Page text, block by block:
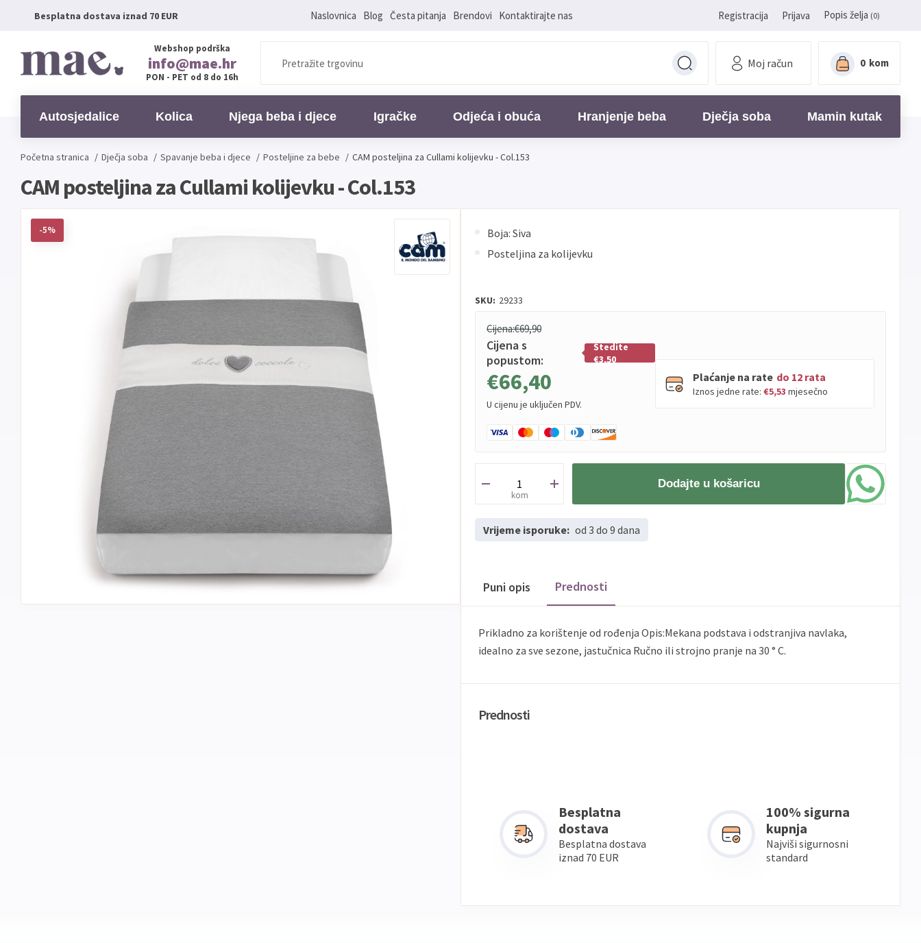
Besplatna dostava iznad 70 EUR Naslovnica Blog Česta pitanja Brendovi Kontaktirajte nas Registracija Prijava Popis želja (0)
Webshop podrška
info@mae.hr
PON - PET od 8 do 16h
Moj račun 0 kom
Autosjedalice Kolica Njega beba i djece Igračke Odjeća i obuća Hranjenje beba Dječja soba Mamin kutak
Početna stranica / Dječja soba / Spavanje beba i djece / Posteljine za bebe / CAM posteljina za Cullami kolijevku - Col.153
CAM posteljina za Cullami kolijevku - Col.153
-5%
Boja: Siva
Posteljina za kolijevku
SKU: 29233
Cijena:€69,90
Cijena s
popustom:
€66,40
Štedite
€3,50
U cijenu je uključen PDV.
Plaćanje na rate do 12 rata
Iznos jedne rate: €5,53 mjesečno
PBZ do12rata
Erste Diners
rata
banke
Sve
Maestro
ECC Discover Jednokratno
kom
Dodajte u košaricu
Vrijeme isporuke: od 3 do 9 dana
Puni opis Prednosti
Prikladno za korištenje od rođenja Opis:Mekana podstava i odstranjiva navlaka,
idealno za sve sezone, jastučnica Ručno ili strojno pranje na 30 ° C.
Prednosti
Besplatna
dostava
Besplatna dostava
iznad 70 EUR
100% sigurna
kupnja
Najviši sigurnosni
standard